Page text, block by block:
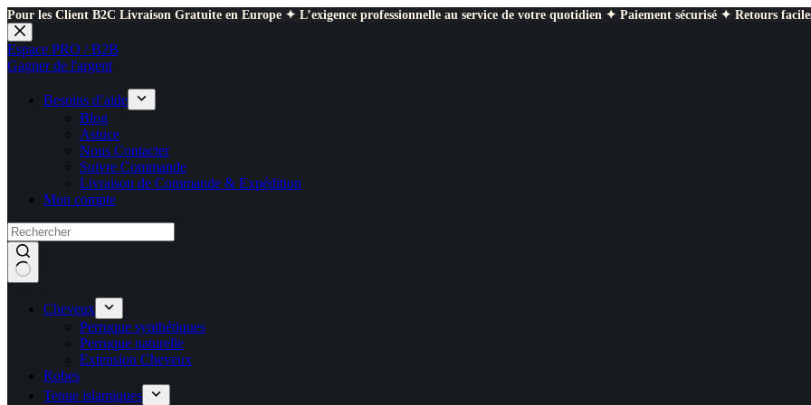
Pour les Client B2C Livraison Gratuite en Europe ✦ L’exigence professionnelle au service de votre quotidien ✦ Paiement sécurisé ✦ Retours
Passer
au
contenu
Espace PRO / B2B
Gagner de l'argent
Besoins d’aide
Blog
Astuce
Nous Contacter
Suivre Commande
Livraison de Commande & Expédition
Mon compte
Cheveux
Perruque synthétiques
Perruque naturelle
Extension Cheveux
Robes
Tenue islamiques